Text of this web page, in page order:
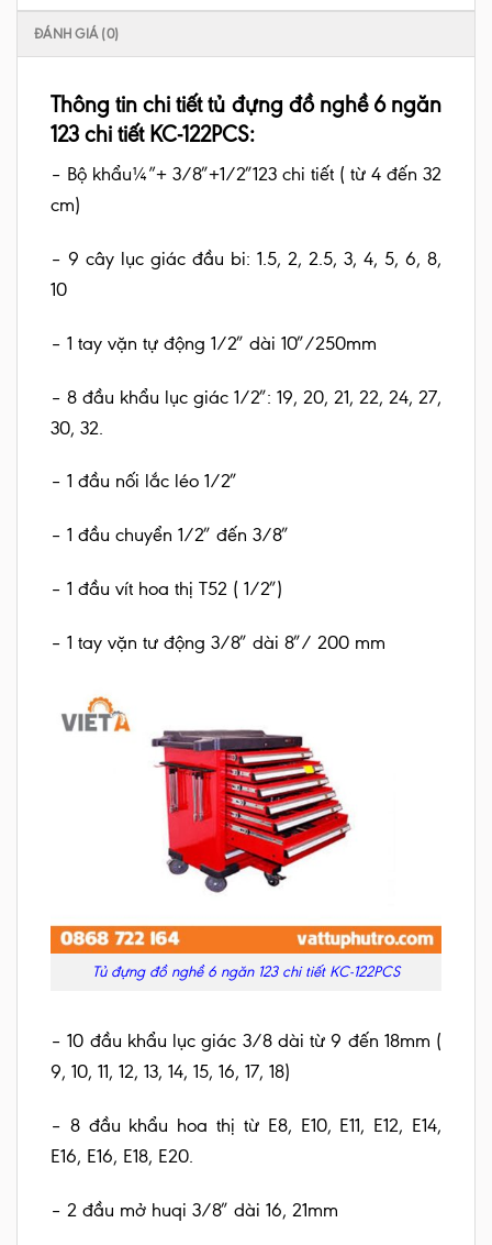
ĐÁNH GIÁ (0)
Thông tin chi tiết tủ đựng đồ nghề 6 ngăn
123 chi tiết KC-122PCS:
– Bộ khẩu¼”+ 3/8″+1/2″123 chi tiết ( từ 4 đến 32
cm)
– 9 cây lục giác đầu bi: 1.5, 2, 2.5, 3, 4, 5, 6, 8,
10
– 1 tay vặn tự động 1/2″ dài 10″/250mm
– 8 đầu khẩu lục giác 1/2″: 19, 20, 21, 22, 24, 27,
30, 32.
– 1 đầu nối lắc léo 1/2″
– 1 đầu chuyển 1/2″ đến 3/8″
– 1 đầu vít hoa thị T52 ( 1/2″)
– 1 tay vặn tư động 3/8″ dài 8″/ 200 mm
Tủ đựng đồ nghề 6 ngăn 123 chi tiết KC-122PCS
– 10 đầu khẩu lục giác 3/8 dài từ 9 đến 18mm (
9, 10, 11, 12, 13, 14, 15, 16, 17, 18)
– 8 đầu khẩu hoa thị từ E8, E10, E11, E12, E14,
E16, E16, E18, E20.
– 2 đầu mở huqi 3/8″ dài 16, 21mm